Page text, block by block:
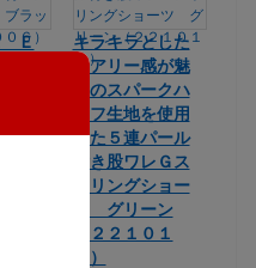
Ｅ
収
キラキラとした
エアリー感が魅
力のスパークハ
ーフ生地を使用
した５連パール
付き股ワレＧス
トリングショー
ツ グリーン
（２２１０１
８）